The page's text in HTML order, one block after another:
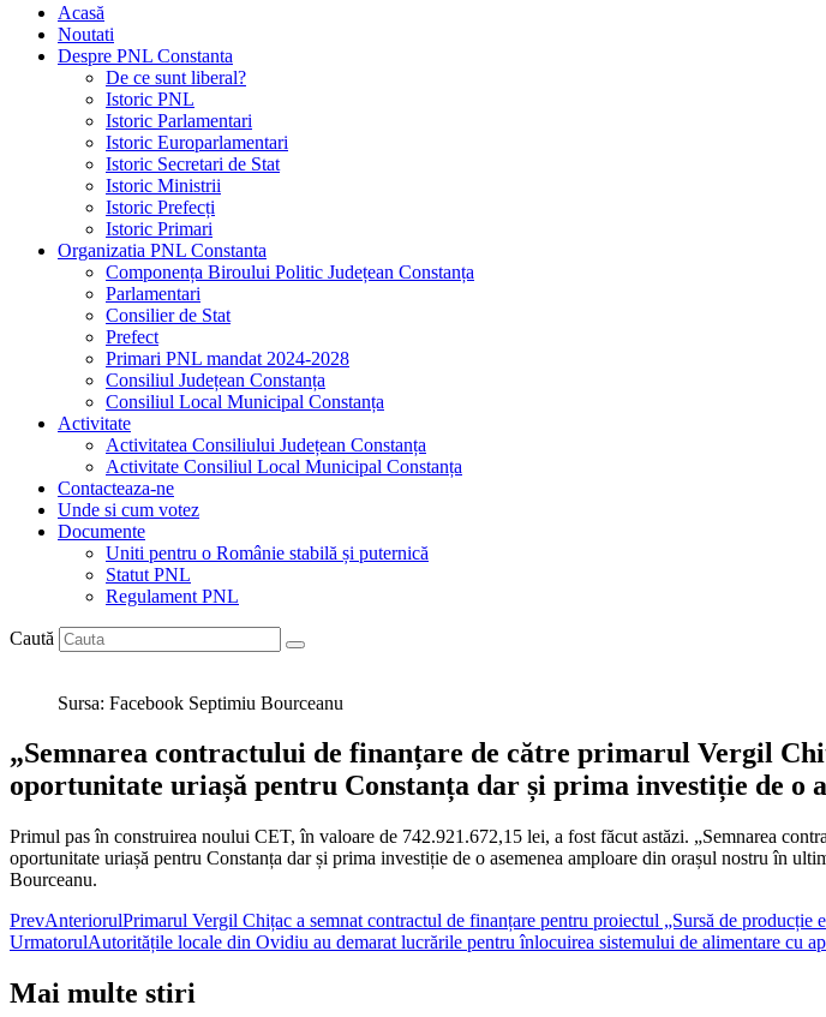
Acasă
Noutati
Despre PNL Constanta
De ce sunt liberal?
Istoric PNL
Istoric Parlamentari
Istoric Europarlamentari
Istoric Secretari de Stat
Istoric Ministrii
Istoric Prefecți
Istoric Primari
Organizatia PNL Constanta
Componența Biroului Politic Județean Constanța
Parlamentari
Consilier de Stat
Prefect
Primari PNL mandat 2024-2028
Consiliul Județean Constanța
Consiliul Local Municipal Constanța
Activitate
Activitatea Consiliului Județean Constanța
Activitate Consiliul Local Municipal Constanța
Contacteaza-ne
Unde si cum votez
Documente
Uniti pentru o Românie stabilă și puternică
Statut PNL
Regulament PNL
Caută
Sursa: Facebook Septimiu Bourceanu
„Semnarea contractului de finanțare de către primarul Vergil
oportunitate uriașă pentru Constanța dar și prima investiție de o
Primul pas în construirea noului CET, în valoare de 742.921.672,15 lei, a fost făcut astăzi. „Semnarea
oportunitate uriașă pentru Constanța dar și prima investiție de o asemenea amploare din orașul nostru în
Bourceanu.
PrevAnteriorulPrimarul Vergil Chițac a semnat contractul de finanțare pentru proiectul „Sursă de
UrmatorulAutoritățile locale din Ovidiu au demarat lucrările pentru înlocuirea sistemului de alimentare cu
Mai multe stiri